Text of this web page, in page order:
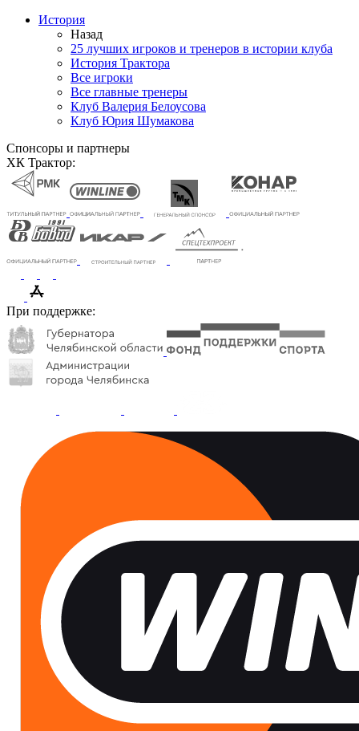
История
Назад
25 лучших игроков и тренеров в истории клуба
История Трактора
Все игроки
Все главные тренеры
Клуб Валерия Белоусова
Клуб Юрия Шумакова
Спонсоры и партнеры
ХК Трактор:
При поддержке: